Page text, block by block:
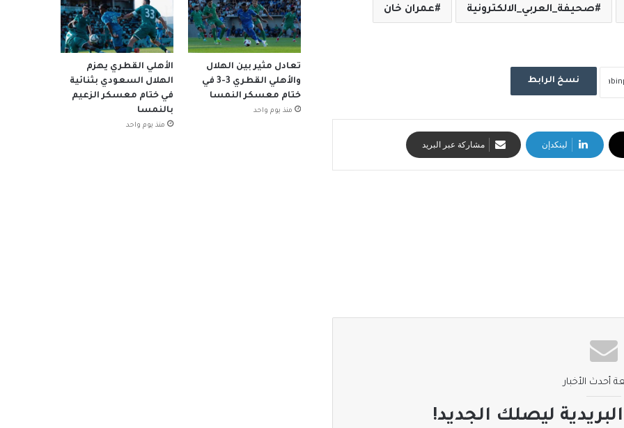
صحيفة_العربي_الالكترونية عمران خان
نسخ الرابط
لينكدإن مشاركة عبر البريد
أحدث الأخبار
ليصلك الجديد!
تعادل مثير بين الهلال
والأهلي القطري 3-3 في
ختام معسكر النمسا
منذ يوم واحد
الأهلي القطري يهزم
الهلال السعودي بثنائية
في ختام معسكر الزعيم
بالنمسا
منذ يوم واحد